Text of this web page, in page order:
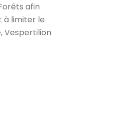
afin
à limiter le
Vespertilion